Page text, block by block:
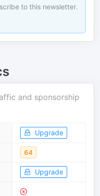
to this newsletter.
and sponsorship
Upgrade
64
Upgrade